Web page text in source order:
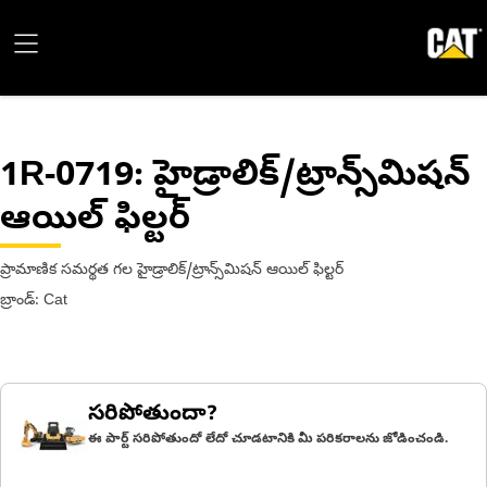
1R-0719: హైడ్రాలిక్/ట్రాన్స్‌మిషన్
ఆయిల్ ఫిల్టర్
ప్రామాణిక సమర్థత గల హైడ్రాలిక్/ట్రాన్స్‌మిషన్ ఆయిల్ ఫిల్టర్
బ్రాండ్: Cat
సరిపోతుందా?
ఈ పార్ట్ సరిపోతుందో లేదో చూడటానికి మీ పరికరాలను జోడించండి.